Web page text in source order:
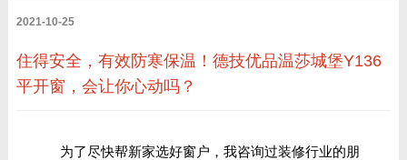
2021-10-25
住得安全，有效防寒保温！德技优品温莎城堡Y136
平开窗，会让你心动吗？
为了尽快帮新家选好窗户，我咨询过装修行业的朋